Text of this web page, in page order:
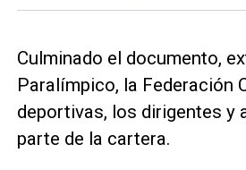
Culminado el documento,
Paralímpico, la Federación
deportivas, los dirigentes y
parte de la cartera.